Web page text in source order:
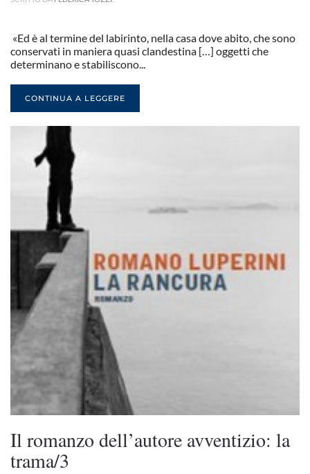
«Ed è al termine del labirinto, nella casa dove abito, che sono
conservati in maniera quasi clandestina […] oggetti che
determinano e stabiliscono...
CONTINUA A LEGGERE
Il romanzo dell’autore avventizio: la
trama/3